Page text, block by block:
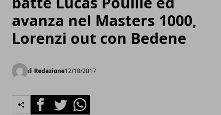
avanza nel Masters 1000,
Lorenzi out con Bedene
di Redazione12/10/2017
FacebookTwitterWhatsapp